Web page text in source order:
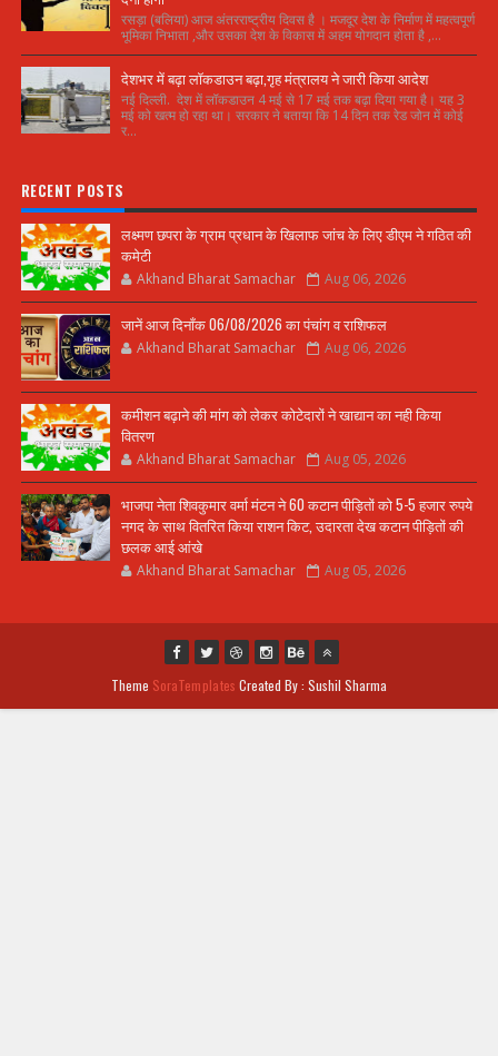
रसड़ा (बलिया) आज अंतरराष्ट्रीय दिवस है । मजदूर देश के निर्माण में महत्वपूर्ण
भूमिका निभाता ,और उसका देश के विकास में अहम योगदान होता है ,...
देशभर में बढ़ा लॉकडाउन बढ़ा,गृह मंत्रालय ने जारी किया आदेश
नई दिल्ली. देश में लॉकडाउन 4 मई से 17 मई तक बढ़ा दिया गया है। यह 3
मई को खत्म हो रहा था। सरकार ने बताया कि 14 दिन तक रेड जोन में कोई
र...
RECENT POSTS
लक्ष्मण छपरा के ग्राम प्रधान के खिलाफ जांच के लिए डीएम ने गठित की
कमेटी
Akhand Bharat Samachar Aug 06, 2026
जानें आज दिनाँक 06/08/2026 का पंचांग व राशिफल
Akhand Bharat Samachar Aug 06, 2026
कमीशन बढ़ाने की मांग को लेकर कोटेदारों ने खाद्यान का नही किया
वितरण
Akhand Bharat Samachar Aug 05, 2026
भाजपा नेता शिवकुमार वर्मा मंटन ने 60 कटान पीड़ितों को 5-5 हजार रुपये
नगद के साथ वितरित किया राशन किट, उदारता देख कटान पीड़ितों की
छलक आई आंखे
Akhand Bharat Samachar Aug 05, 2026
Theme SoraTemplates Created By : Sushil Sharma